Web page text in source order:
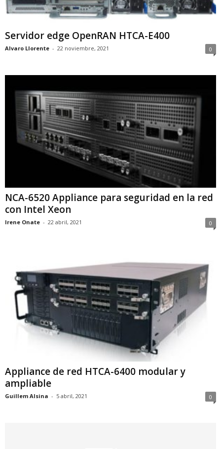
Servidor edge OpenRAN HTCA-E400
Alvaro Llorente - 22 noviembre, 2021 0
NCA-6520 Appliance para seguridad en la red
con Intel Xeon
Irene Onate - 22 abril, 2021 0
Appliance de red HTCA-6400 modular y
ampliable
Guillem Alsina - 5 abril, 2021 0